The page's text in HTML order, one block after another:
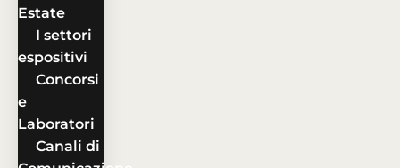
Estate
I settori
espositivi
Concorsi
e
Laboratori
Canali di